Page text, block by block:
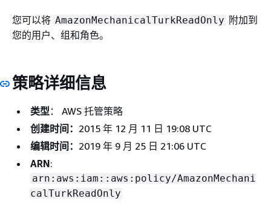
您可以将 AmazonMechanicalTurkReadOnly 附加到
您的用户、组和角色。
策略详细信息
类型： AWS 托管策略
创建时间： 2015 年 12 月 11 日 19:08 UTC
编辑时间： 2019 年 9 月 25 日 21:06 UTC
ARN:
arn:aws:iam::aws:policy/AmazonMechani
calTurkReadOnly